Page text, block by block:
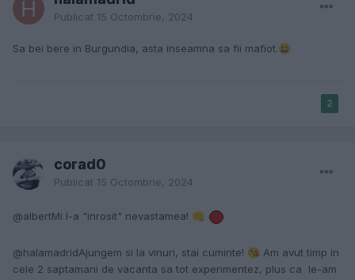
Publicat 15 Octombrie, 2024
Sa bei bere in Burgundia, asta inseamna sa fii mafiot.😀
2
corad0
Publicat 15 Octombrie, 2024
@albertMi l-a "inrosit" nevastamea! 👊
@halamadridAjungem si la vinuri, stai cuminte! 😘 Am avut timp in
cele 2 saptamani de vacanta sa tot experimentez, plus ca le-am